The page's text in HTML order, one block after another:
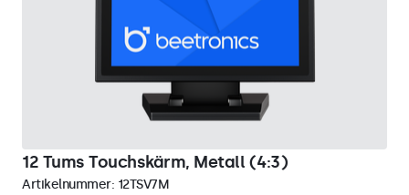
12 Tums Touchskärm, Metall (4:3)
Artikelnummer: 12TSV7M